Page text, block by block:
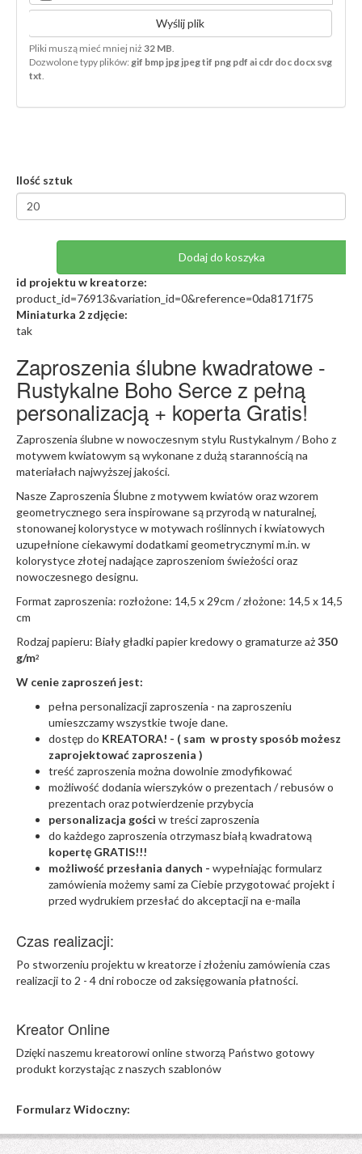
Wyślij plik
Pliki muszą mieć mniej niż 32 MB
Dozwolone typy plików: gif bmp jpg jpeg tif png pdf ai cdr doc docx svg
txt
Ilość sztuk
Dodaj do koszyka
id projektu w kreatorze:
product_id=76913&variation_id=0&reference=0da8171f75
Miniaturka 2 zdjęcie:
tak
Zaproszenia ślubne kwadratowe -
Rustykalne Boho Serce z pełną
personalizacją + koperta Gratis!
Zaproszenia ślubne w nowoczesnym stylu Rustykalnym / Boho z
motywem kwiatowym są wykonane z dużą starannością na
materiałach najwyższej jakości.
Nasze Zaproszenia Ślubne z motywem kwiatów oraz wzorem
geometrycznego sera inspirowane są przyrodą w naturalnej,
stonowanej kolorystyce w motywach roślinnych i kwiatowych
uzupełnione ciekawymi dodatkami geometrycznymi m.in. w
kolorystyce złotej nadające zaproszeniom świeżości oraz
nowoczesnego designu.
Format zaproszenia: rozłożone: 14,5 x 29cm / złożone: 14,5 x 14,5
cm
Rodzaj papieru: Biały gładki papier kredowy o gramaturze aż350
g/m2
W cenie zaproszeń jest:
pełna personalizacji zaproszenia - na zaproszeniu
umieszczamy wszystkie twoje dane.
dostęp do KREATORA! - ( sam w prosty sposób możesz
zaprojektować zaproszenia )
treść zaproszenia można dowolnie zmodyfikować
możliwość dodania wierszyków o prezentach / rebusów o
prezentach oraz potwierdzenie przybycia
personalizacja gości w treści zaproszenia
do każdego zaproszenia otrzymasz białą kwadratową
kopertę GRATIS!!!
możliwość przesłania danych - wypełniając formularz
zamówienia możemy sami za Ciebie przygotować projekt i
przed wydrukiem przesłać do akceptacji na e-maila
Czas realizacji:
Po stworzeniu projektu w kreatorze i złożeniu zamówienia czas
realizacji to 2 - 4 dni robocze od zaksięgowania płatności.
Kreator Online
Dzięki naszemu kreatorowi online stworzą Państwo gotowy
produkt korzystając z naszych szablonów
Formularz Widoczny: